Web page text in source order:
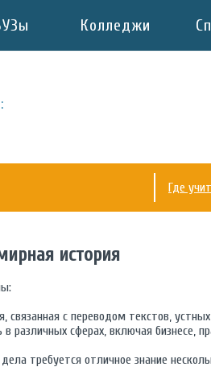
Колледжи
Где
история
связанная с переводом текстов,
различных сферах, включая бизнесе,
требуется отличное знание